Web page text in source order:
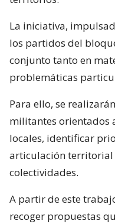
La iniciativa,
los partidos del
conjunto tanto en
problemáticas
Para ello, se
militantes orientados
locales, identificar
articulación territorial
colectividades.
A partir de este
recoger propuestas